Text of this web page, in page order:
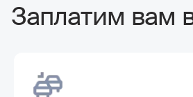
Заплатим вам